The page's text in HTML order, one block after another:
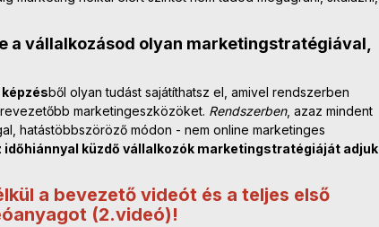
a vállalkozásod olyan marketingstratégiával,
ből olyan tudást sajátíthatsz el, amivel rendszerben
marketingeszközöket. Rendszerben, azaz mindent
hatástöbbszöröző módon - nem online marketinges
időhiánnyal küzdő vállalkozók marketingstratégiáját adjuk
a bevezető videót és a teljes első
(2.videó)!